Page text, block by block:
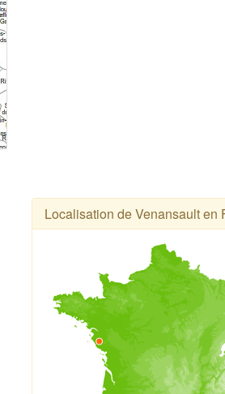
Localisation de Venansault en